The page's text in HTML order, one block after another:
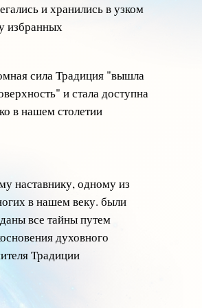
и хранились в узком
избранных
сила Традиция "вышла
и стала доступна
в нашем столетии
наставнику, одному из
в нашем веку. были
все тайны путем
духовного
Традиции